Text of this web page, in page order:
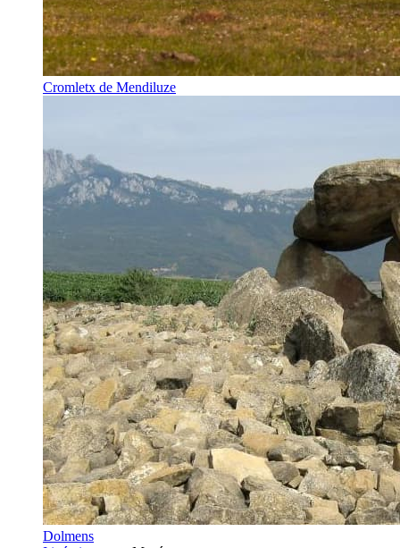
Cromletx de Mendiluze
Dolmens